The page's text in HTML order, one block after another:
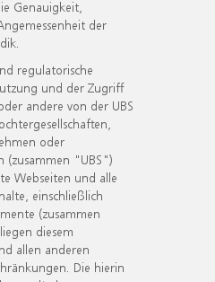
Genauigkeit,
der
regulatorische
und der Zugriff
andere von der UBS
oder
(zusammen "UBS")
Webseiten und alle
einschließlich
(zusammen
diesem
allen anderen
Die hierin